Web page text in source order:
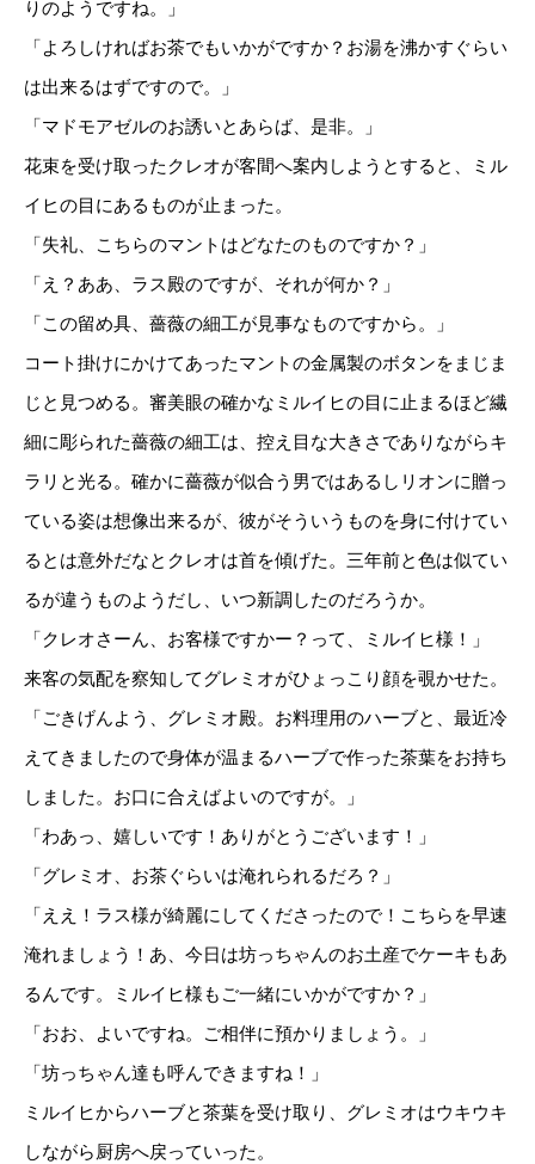
りのようですね。」
「よろしければお茶でもいかがですか？お湯を沸かすぐらい
は出来るはずですので。」
「マドモアゼルのお誘いとあらば、是非。」
花束を受け取ったクレオが客間へ案内しようとすると、ミル
イヒの目にあるものが止まった。
「失礼、こちらのマントはどなたのものですか？」
「え？ああ、ラス殿のですが、それが何か？」
「この留め具、薔薇の細工が見事なものですから。」
コート掛けにかけてあったマントの金属製のボタンをまじま
じと見つめる。審美眼の確かなミルイヒの目に止まるほど繊
細に彫られた薔薇の細工は、控え目な大きさでありながらキ
ラリと光る。確かに薔薇が似合う男ではあるしリオンに贈っ
ている姿は想像出来るが、彼がそういうものを身に付けてい
るとは意外だなとクレオは首を傾げた。三年前と色は似てい
るが違うものようだし、いつ新調したのだろうか。
「クレオさーん、お客様ですかー？って、ミルイヒ様！」
来客の気配を察知してグレミオがひょっこり顔を覗かせた。
「ごきげんよう、グレミオ殿。お料理用のハーブと、最近冷
えてきましたので身体が温まるハーブで作った茶葉をお持ち
しました。お口に合えばよいのですが。」
「わあっ、嬉しいです！ありがとうございます！」
「グレミオ、お茶ぐらいは淹れられるだろ？」
「ええ！ラス様が綺麗にしてくださったので！こちらを早速
淹れましょう！あ、今日は坊っちゃんのお土産でケーキもあ
るんです。ミルイヒ様もご一緒にいかがですか？」
「おお、よいですね。ご相伴に預かりましょう。」
「坊っちゃん達も呼んできますね！」
ミルイヒからハーブと茶葉を受け取り、グレミオはウキウキ
しながら厨房へ戻っていった。